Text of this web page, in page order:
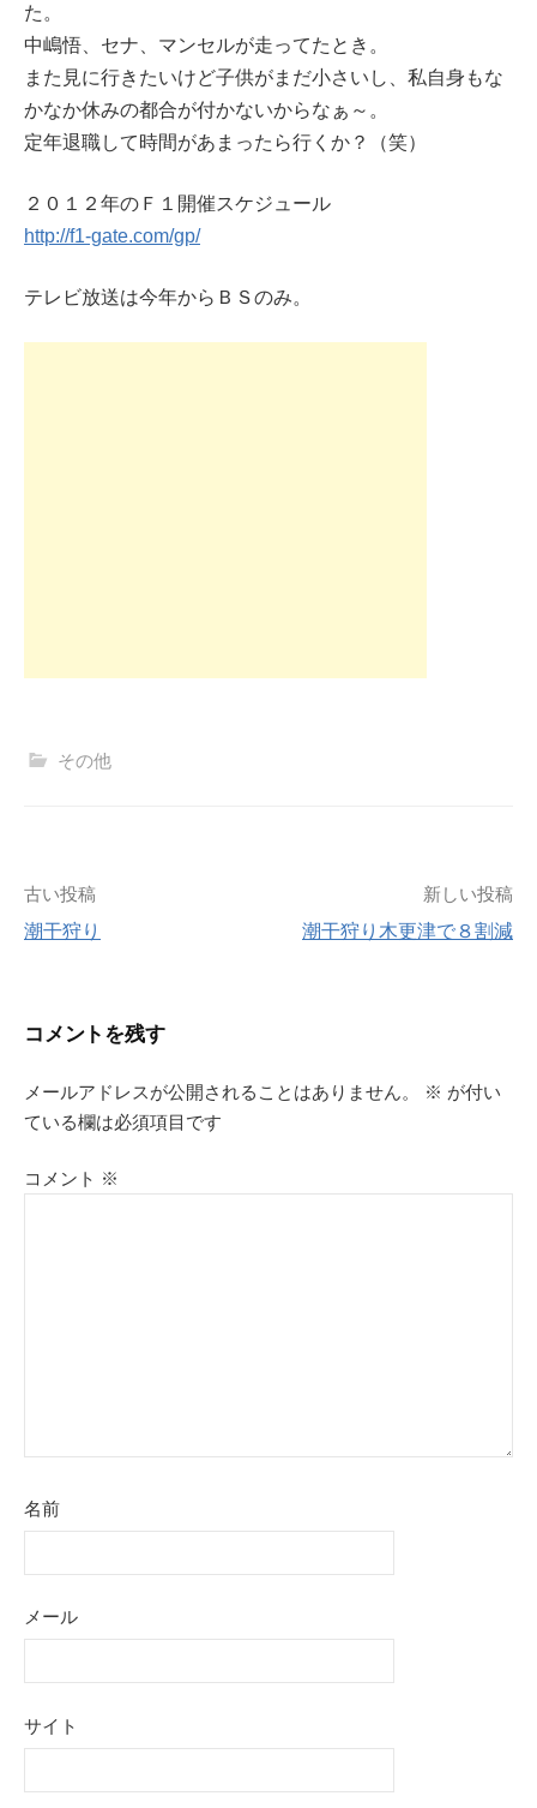
た。
中嶋悟、セナ、マンセルが走ってたとき。
また見に行きたいけど子供がまだ小さいし、私自身もな
かなか休みの都合が付かないからなぁ～。
定年退職して時間があまったら行くか？（笑）
２０１２年のＦ１開催スケジュール
http://f1-gate.com/gp/
テレビ放送は今年からＢＳのみ。
その他
投
ゲ
ー
古い投稿
潮干狩り
新しい投稿
潮干狩り木更津で８割減
コメントを残す
メールアドレスが公開されることはありません。 ※ が付い
ている欄は必須項目です
コメント ※
名前
メール
サイト